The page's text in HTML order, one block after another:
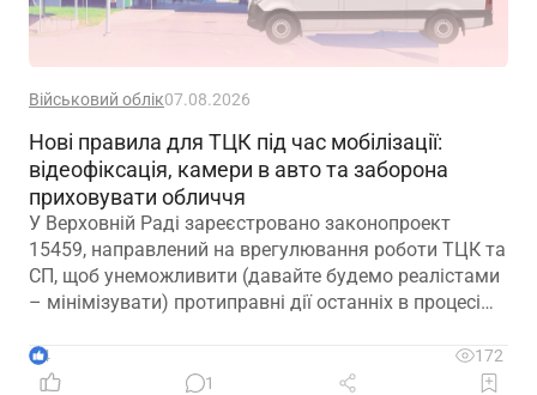
Військовий облік07.08.2026
Нові правила для ТЦК під час мобілізації:
відеофіксація, камери в авто та заборона
приховувати обличчя
У Верховній Раді зареєстровано законопроект
15459, направлений на врегулювання роботи ТЦК та
СП, щоб унеможливити (давайте будемо реалістами
– мінімізувати) протиправні дії останніх в процесі
4
172
1